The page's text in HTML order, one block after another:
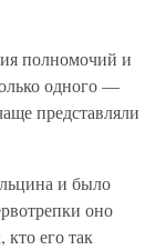
полномочий и
одного —
представляли
и было
оно
его так